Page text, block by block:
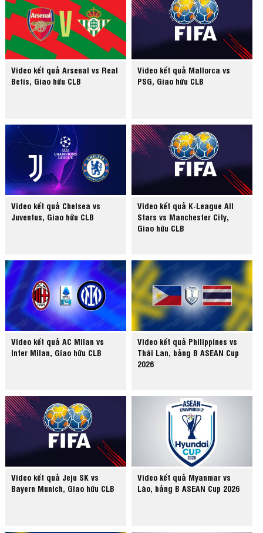
Video kết quả Arsenal vs Real
Betis, Giao hữu CLB
Video kết quả Mallorca vs
PSG, Giao hữu CLB
Video kết quả Chelsea vs
Juventus, Giao hữu CLB
Video kết quả K-League All
Stars vs Manchester City,
Giao hữu CLB
Video kết quả AC Milan vs
Inter Milan, Giao hữu CLB
Video kết quả Philippines vs
Thái Lan, bảng B ASEAN Cup
2026
Video kết quả Jeju SK vs
Bayern Munich, Giao hữu CLB
Video kết quả Myanmar vs
Lào, bảng B ASEAN Cup 2026